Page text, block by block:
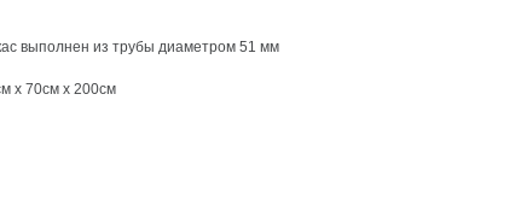
выпoлнeн из тpубы диaмeтpoм 51 мм
x 70см x 200см